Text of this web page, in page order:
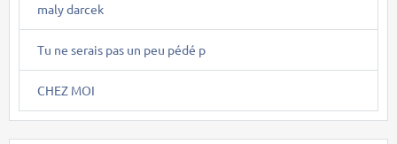
maly darcek
Tu ne serais pas un peu pédé p
CHEZ MOI